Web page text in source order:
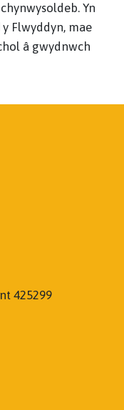
Yn
Flwyddyn, mae
â gwydnwch
425299